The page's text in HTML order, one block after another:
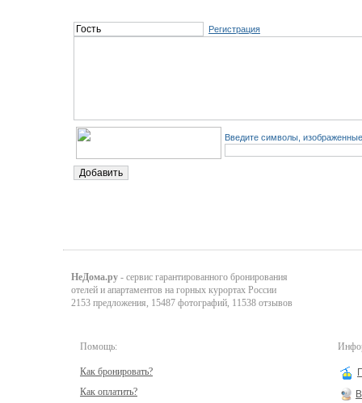
Регистрация
Введите символы,
НеДома.ру - сервис гарантированного бронирования
отелей и апартаментов на горных курортах России
2153 предложения, 15487 фотографий, 11538 отзывов
Помощь:
Как бронировать?
Как оплатить?